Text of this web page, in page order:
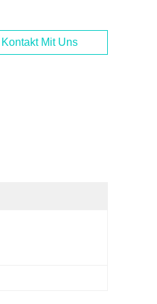
Kontakt Mit Uns